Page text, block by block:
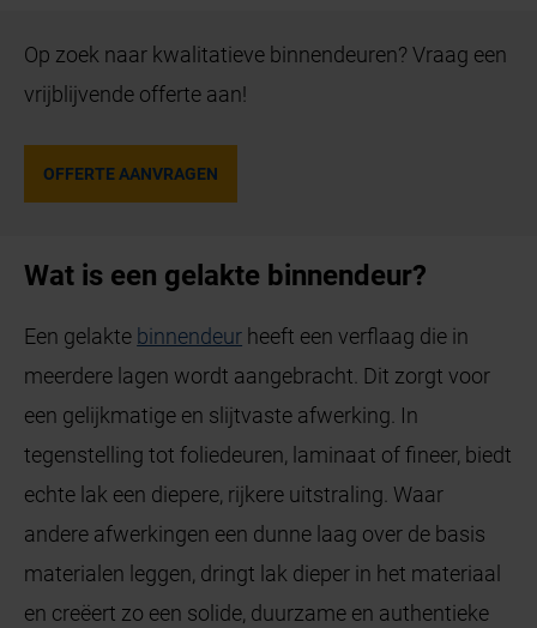
Op zoek naar kwalitatieve binnendeuren? Vraag een
vrijblijvende offerte aan!
OFFERTE AANVRAGEN
Wat is een gelakte binnendeur?
Een gelakte binnendeur heeft een verflaag die in
meerdere lagen wordt aangebracht. Dit zorgt voor
een gelijkmatige en slijtvaste afwerking. In
tegenstelling tot foliedeuren, laminaat of fineer, biedt
echte lak een diepere, rijkere uitstraling. Waar
andere afwerkingen een dunne laag over de basis
materialen leggen, dringt lak dieper in het materiaal
en creëert zo een solide, duurzame en authentieke